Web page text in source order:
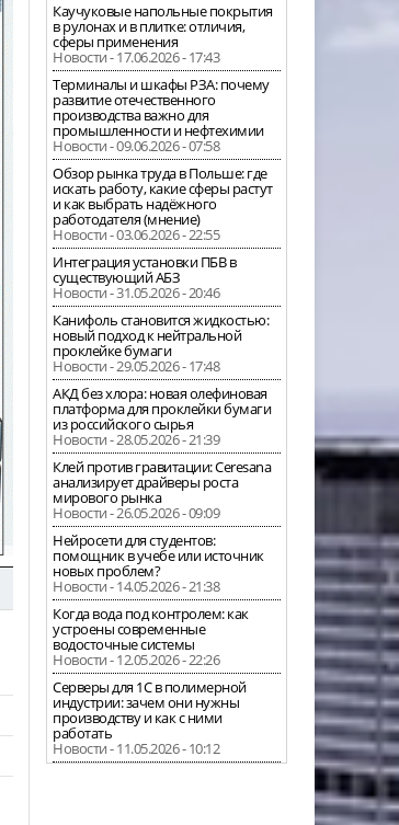
Каучуковые напольные покрытия
в рулонах и в плитке: отличия,
сферы применения
Новости - 17.06.2026 - 17:43
Терминалы и шкафы РЗА: почему
развитие отечественного
производства важно для
промышленности и нефтехимии
Новости - 09.06.2026 - 07:58
Обзор рынка труда в Польше: где
искать работу, какие сферы растут
и как выбрать надёжного
работодателя (мнение)
Новости - 03.06.2026 - 22:55
Интеграция установки ПБВ в
существующий АБЗ
Новости - 31.05.2026 - 20:46
Канифоль становится жидкостью:
новый подход к нейтральной
проклейке бумаги
Новости - 29.05.2026 - 17:48
АКД без хлора: новая олефиновая
платформа для проклейки бумаги
из российского сырья
Новости - 28.05.2026 - 21:39
Клей против гравитации: Ceresana
анализирует драйверы роста
мирового рынка
Новости - 26.05.2026 - 09:09
Нейросети для студентов:
помощник в учебе или источник
новых проблем?
Новости - 14.05.2026 - 21:38
Когда вода под контролем: как
устроены современные
водосточные системы
Новости - 12.05.2026 - 22:26
Серверы для 1С в полимерной
индустрии: зачем они нужны
производству и как с ними
работать
Новости - 11.05.2026 - 10:12